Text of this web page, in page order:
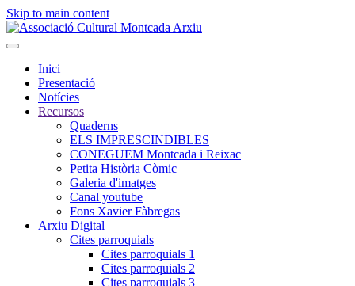
Skip to main content
Inici
Presentació
Notícies
Recursos
Quaderns
ELS IMPRESCINDIBLES
CONEGUEM Montcada i Reixac
Petita Història Còmic
Galeria d'imatges
Canal youtube
Fons Xavier Fàbregas
Arxiu Digital
Cites parroquials
Cites parroquials 1
Cites parroquials 2
Cites parroquials 3